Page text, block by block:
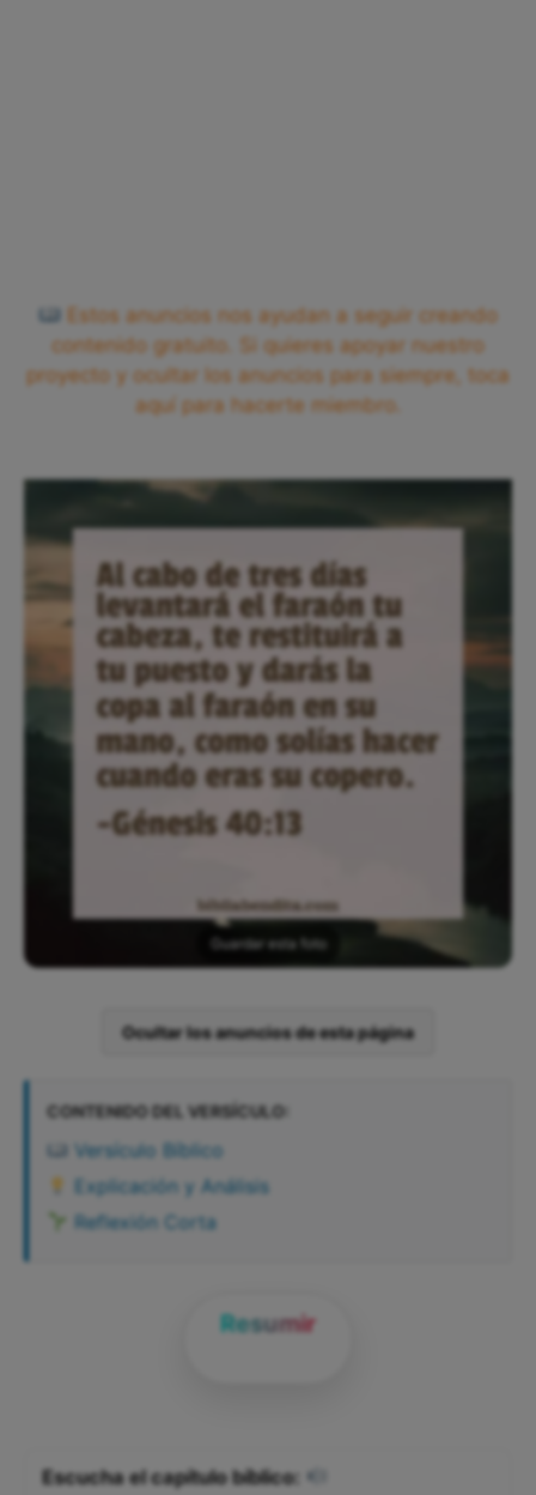
Estos anuncios nos ayudan a seguir creando
contenido gratuito. Si quieres apoyar nuestro
proyecto y ocultar los anuncios para siempre, toca
aquí para hacerte miembro.
Guardar esta foto
Ocultar los anuncios de esta página
CONTENIDO DEL VERSÍCULO:
Versículo Bíblico
Explicación y Análisis
Reflexión Corta
Resumir
Escucha el capítulo bíblico: